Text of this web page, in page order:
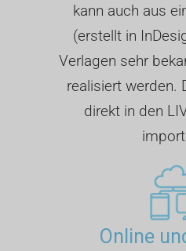
kann auch aus
(erstellt in
Verlagen sehr
realisiert werden.
direkt in den
Online